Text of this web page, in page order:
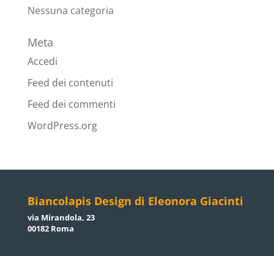
Nessuna categoria
Meta
Accedi
Feed dei contenuti
Feed dei commenti
WordPress.org
Biancolapis Design di Eleonora Giacinti
via Mirandola, 23
00182 Roma